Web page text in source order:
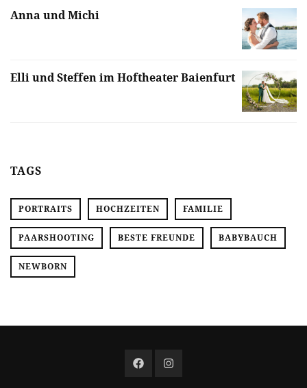
Anna und Michi
Elli und Steffen im Hoftheater Baienfurt
TAGS
PORTRAITS HOCHZEITEN FAMILIE
PAARSHOOTING BESTE FREUNDE BABYBAUCH
NEWBORN